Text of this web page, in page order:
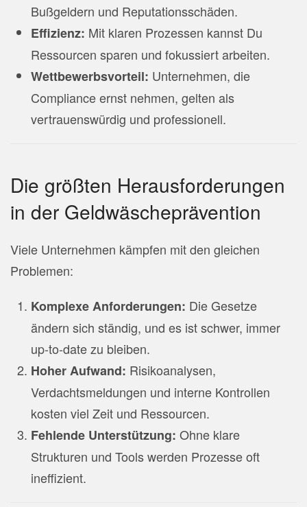
Bußgeldern und Reputationsschäden.
Effizienz: Mit klaren Prozessen kannst Du
Ressourcen sparen und fokussiert arbeiten.
Wettbewerbsvorteil: Unternehmen, die
Compliance ernst nehmen, gelten als
vertrauenswürdig und professionell.
Die größten Herausforderungen
in der Geldwäscheprävention
Viele Unternehmen kämpfen mit den gleichen
Problemen:
Komplexe Anforderungen: Die Gesetze
ändern sich ständig, und es ist schwer, immer
up-to-date zu bleiben.
Hoher Aufwand: Risikoanalysen,
Verdachtsmeldungen und interne Kontrollen
kosten viel Zeit und Ressourcen.
Fehlende Unterstützung: Ohne klare
Strukturen und Tools werden Prozesse oft
ineffizient.